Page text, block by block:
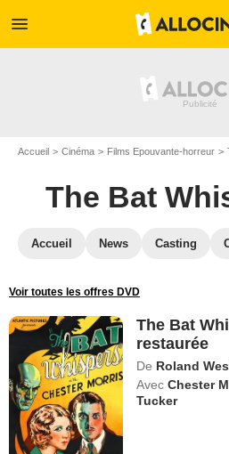
menu
Accueil Cinéma Films Epouvante-horreur
The Bat
Accueil News Casting
Voir toutes les offres DVD
The Bat
restaurée
De Roland
Avec Chester
Tucker